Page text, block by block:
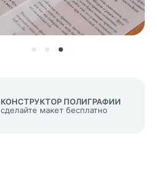
КОНСТРУКТОР ПОЛИГРАФИИ
сделайте макет бесплатно